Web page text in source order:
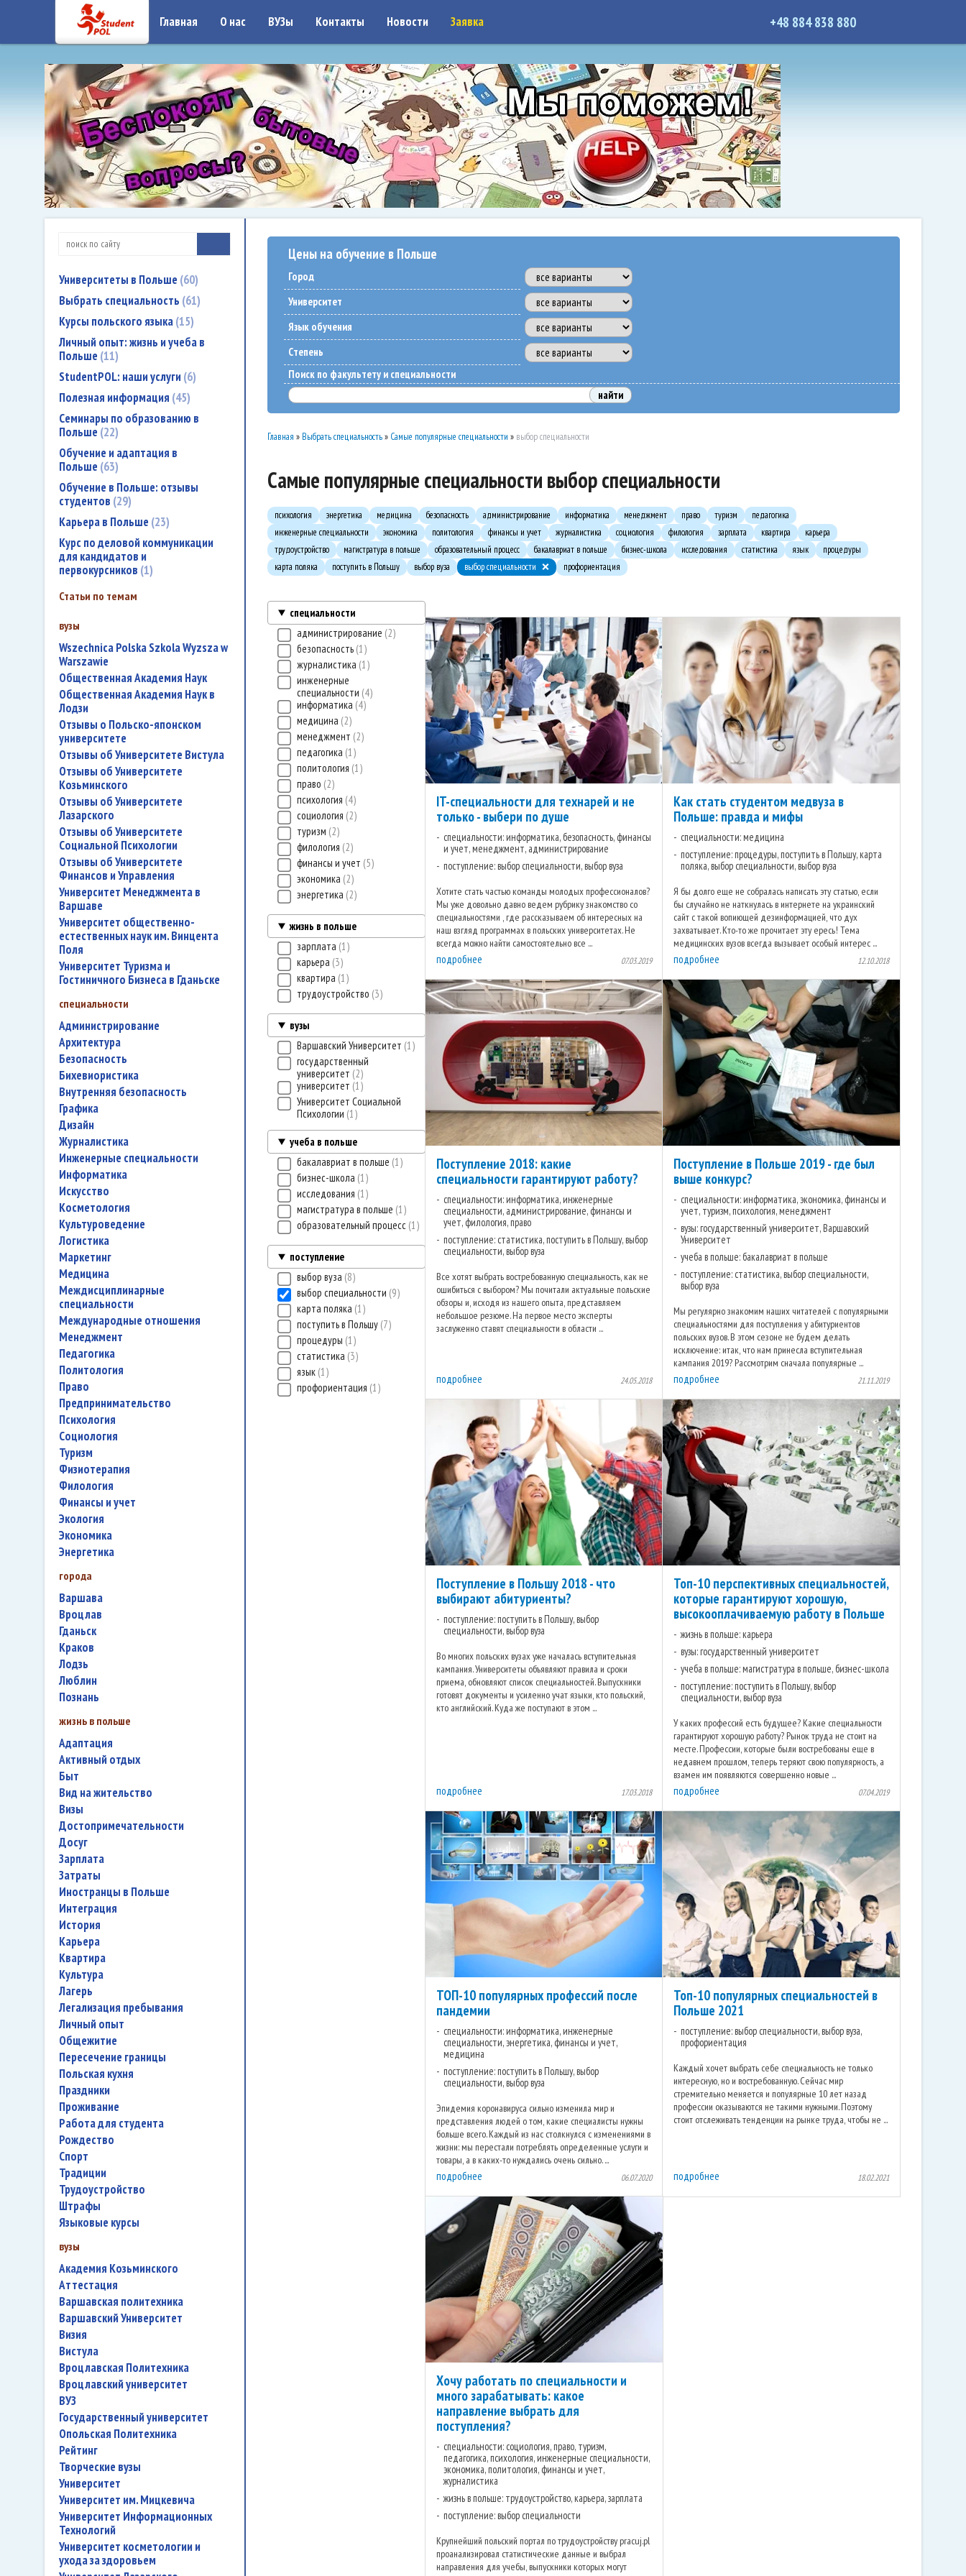
google-site-verification: google7a917c261df1566b.htmlgoogle-site-verification: google7a917c261df1566b.html
Главная О нас ВУЗы Контакты Новости Заявка +48 884 838 880
Университеты в Польше 60
Выбрать специальность 61
Курсы польского языка 15
Личный опыт: жизнь и учеба в
Польше 11
StudentPOL: наши услуги 6
Полезная информация 45
Семинары по образованию в
Польше 22
Обучение и адаптация в
Польше 63
Обучение в Польше: отзывы
студентов 29
Карьера в Польше 23
Курс по деловой коммуникации
для кандидатов и
первокурсников 1
Статьи по темам
вузы
Wszechnica Polska Szkola Wyzsza w
Warszawie
Общественная Академия Наук
Общественная Академия Наук в
Лодзи
Отзывы о Польско-японском
университете
Отзывы об Университете Вистула
Отзывы об Университете
Козьминского
Отзывы об Университете
Лазарского
Отзывы об Университете
Социальной Психологии
Отзывы об Университете
Финансов и Управления
Университет Менеджмента в
Варшаве
Университет общественно-
естественных наук им. Винцента
Поля
Университет Туризма и
Гостиничного Бизнеса в Гданьске
специальности
администрирование
архитектура
безопасность
бихевиористика
внутренняя безопасность
графика
дизайн
журналистика
инженерные специальности
информатика
искусство
косметология
культуроведение
логистика
маркетинг
медицина
междисциплинарные
специальности
международные отношения
менеджмент
педагогика
политология
право
предпринимательство
психология
социология
туризм
физиотерапия
филология
финансы и учет
экология
экономика
энергетика
города
Варшава
Вроцлав
Гданьск
Краков
Лодзь
Люблин
Познань
жизнь в польше
адаптация
активный отдых
быт
вид на жительство
визы
достопримечательности
досуг
зарплата
затраты
иностранцы в Польше
интеграция
история
карьера
квартира
культура
лагерь
легализация пребывания
личный опыт
общежитие
пересечение границы
польская кухня
праздники
проживание
работа для студента
Рождество
спорт
традиции
трудоустройство
штрафы
языковые курсы
вузы
Академия Козьминского
аттестация
Варшавская политехника
Варшавский Университет
Визия
Вистула
Вроцлавская Политехника
Вроцлавский университет
ВУЗ
государственный университет
Опольская Политехника
рейтинг
творческие вузы
университет
Университет им. Мицкевича
Университет Информационных
Технологий
университет косметологии и
ухода за здоровьем
Цены на обучение в Польше
Город
Университет
Язык обучения
Cтепень
Поиск по факультету и специальности
Главная » Выбрать специальность» Самые популярные специальности » выбор специальности
Самые популярные специальности выбор специальности
психология энергетика медицина безопасность администрирование информатика менеджмент право туризм
педагогика
инженерные специальности
экономика политология финансы и учет журналистика социология филология зарплата квартира
карьера
трудоустройство
магистратура в польше образовательный процесс бакалавриат в польше бизнес-школа исследования статистика язык
процедуры
карта поляка
поступить в Польшу выбор вуза выбор специальности профориентация
специальности
администрирование 2
безопасность 1
журналистика 1
инженерные
специальности 4
информатика 4
медицина 2
менеджмент 2
педагогика 1
политология 1
право 2
психология 4
социология 2
туризм 2
филология 2
финансы и учет 5
экономика 2
энергетика 2
жизнь в польше
зарплата 1
карьера 3
квартира 1
трудоустройство 3
вузы
Варшавский Университет 1
государственный
университет 2
университет 1
Университет Социальной
Психологии 1
учеба в польше
бакалавриат в польше 1
бизнес-школа 1
исследования 1
магистратура в польше 1
образовательный процесс 1
поступление
выбор вуза 8
выбор специальности 9
карта поляка 1
поступить в Польшу 7
процедуры 1
статистика 3
язык 1
профориентация 1
IT-специальности для технарей и не
только - выбери по душе
специальности: информатика, безопасность, финансы
и учет, менеджмент, администрирование
поступление: выбор специальности, выбор вуза
Хотите стать частью команды молодых профессионалов?
Мы уже довольно давно ведем рубрику знакомство со
специальностями , где рассказываем об интересных на
наш взгляд программах в польских университетах. Не
всегда можно найти самостоятельно все ...
подробнее 07.03.2019
Как стать студентом медвуза в
Польше: правда и мифы
специальности: медицина
поступление: процедуры, поступить в Польшу, карта
поляка, выбор специальности, выбор вуза
Я бы долго еще не собралась написать эту статью, если
бы случайно не наткнулась в интернете на украинский
сайт с такой вопиющей дезинформацией, что дух
захватывает. Кто-то же прочитает эту ересь! Тема
медицинских вузов всегда вызывает особый интерес ...
подробнее 12.10.2018
Поступление 2018: какие
специальности гарантируют работу?
специальности: информатика, инженерные
специальности, администрирование, финансы и
учет, филология, право
поступление: статистика, поступить в Польшу, выбор
специальности, выбор вуза
Все хотят выбрать востребованную специальность, как не
ошибиться с выбором? Мы почитали актуальные польские
обзоры и, исходя из нашего опыта, представляем
небольшое резюме. На первое место эксперты
заслуженно ставят специальности в области ...
подробнее 24.05.2018
Поступление в Польше 2019 - где был
выше конкурс?
специальности: информатика, экономика, финансы и
учет, туризм, психология, менеджмент
вузы: государственный университет, Варшавский
Университет
учеба в польше: бакалавриат в польше
поступление: статистика, выбор специальности,
выбор вуза
Мы регулярно знакомим наших читателей с популярными
специальностями для поступления у абитуриентов
польских вузов. В этом сезоне не будем делать
исключение: итак, что нам принесла вступительная
кампания 2019? Рассмотрим сначала популярные ...
подробнее 21.11.2019
Поступление в Польшу 2018 - что
выбирают абитуриенты?
поступление: поступить в Польшу, выбор
специальности, выбор вуза
Во многих польских вузах уже началась вступительная
кампания. Университеты объявляют правила и сроки
приема, обновляют список специальностей. Выпускники
готовят документы и усиленно учат языки, кто польский,
кто английский. Куда же поступают в этом ...
подробнее 17.03.2018
Топ-10 перспективных специальностей,
которые гарантируют хорошую,
высокооплачиваемую работу в Польше
жизнь в польше: карьера
вузы: государственный университет
учеба в польше: магистратура в польше, бизнес-школа
поступление: поступить в Польшу, выбор
специальности, выбор вуза
У каких профессий есть будущее? Какие специальности
гарантируют хорошую работу? Рынок труда не стоит на
месте. Профессии, которые были востребованы еще в
недавнем прошлом, теперь теряют свою популярность, а
взамен им появляются совершенно новые ...
подробнее 07.04.2019
ТОП-10 популярных профессий после
пандемии
специальности: информатика, инженерные
специальности, энергетика, финансы и учет,
медицина
поступление: поступить в Польшу, выбор
специальности, выбор вуза
Эпидемия коронавируса сильно изменила мир и
представления людей о том, какие специалисты нужны
больше всего. Каждый из нас столкнулся с изменениями в
жизни: мы перестали потреблять определенные услуги и
товары, а в каких-то нуждались очень сильно. ...
подробнее 06.07.2020
Топ-10 популярных специальностей в
Польше 2021
поступление: выбор специальности, выбор вуза,
профориентация
Каждый хочет выбрать себе специальность не только
интересную, но и востребованную. Сейчас мир
стремительно меняется и популярные 10 лет назад
профессии оказываются не такими нужными. Поэтому
стоит отслеживать тенденции на рынке труда, чтобы не ...
подробнее 18.02.2021
Хочу работать по специальности и
много зарабатывать: какое
направление выбрать для
поступления?
специальности: социология, право, туризм,
педагогика, психология, инженерные специальности,
экономика, политология, финансы и учет,
журналистика
жизнь в польше: трудоустройство, карьера, зарплата
поступление: выбор специальности
Крупнейший польский портал по трудоустройству pracuj.pl
проанализировал статистические данные и выбрал
направления для учебы, выпускники которых могут